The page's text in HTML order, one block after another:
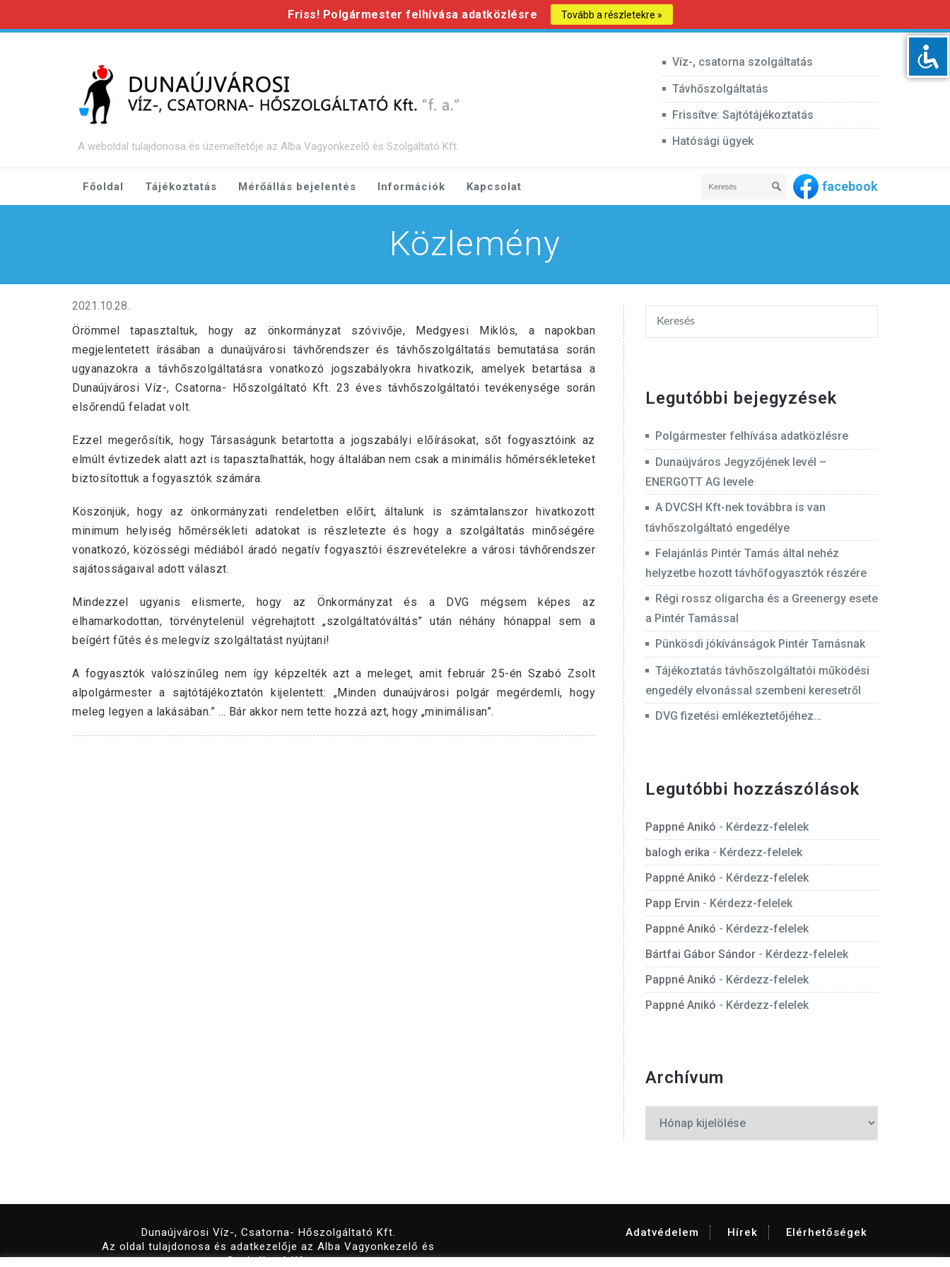
Friss! Polgármester felhívása adatközlésre Tovább a részletekre »
Ugrás a fő tartalomra
Ugrás a láblécre
A weboldal tulajdonosa és üzemeltetője az Alba Vagyonkezelő és Szolgáltató Kft.
Víz-, csatorna szolgáltatás
Távhőszolgáltatás
Frissítve: Sajtótájékoztatás
Hatósági ügyek
Főoldal Tájékoztatás Mérőállás bejelentés Információk Kapcsolat facebook
Közlemény
2021.10.28.
Örömmel tapasztaltuk, hogy az önkormányzat szóvivője, Medgyesi Miklós, a napokban
megjelentetett írásában a dunaújvárosi távhőrendszer és távhőszolgáltatás bemutatása során
ugyanazokra a távhőszolgáltatásra vonatkozó jogszabályokra hivatkozik, amelyek betartása a
Dunaújvárosi Víz-, Csatorna- Hőszolgáltató Kft. 23 éves távhőszolgáltatói tevékenysége során
elsőrendű feladat volt.
Ezzel megerősítik, hogy Társaságunk betartotta a jogszabályi előírásokat, sőt fogyasztóink az
elmúlt évtizedek alatt azt is tapasztalhatták, hogy általában nem csak a minimális hőmérsékleteket
biztosítottuk a fogyasztók számára.
Köszönjük, hogy az önkormányzati rendeletben előírt, általunk is számtalanszor hivatkozott
minimum helyiség hőmérsékleti adatokat is részletezte és hogy a szolgáltatás minőségére
vonatkozó, közösségi médiából áradó negatív fogyasztói észrevételekre a városi távhőrendszer
sajátosságaival adott választ.
Mindezzel ugyanis elismerte, hogy az Önkormányzat és a DVG mégsem képes az
elhamarkodottan, törvénytelenül végrehajtott „szolgáltatóváltás” után néhány hónappal sem a
beígért fűtés és melegvíz szolgáltatást nyújtani!
A fogyasztók valószínűleg nem így képzelték azt a meleget, amit február 25-én Szabó Zsolt
alpolgármester a sajtótájékoztatón kijelentett: „Minden dunaújvárosi polgár megérdemli, hogy
meleg legyen a lakásában.” … Bár akkor nem tette hozzá azt, hogy „minimálisan”.
Legutóbbi bejegyzések
Polgármester felhívása adatközlésre
Dunaújváros Jegyzőjének levél –
ENERGOTT AG levele
A DVCSH Kft-nek továbbra is van
távhőszolgáltató engedélye
Felajánlás Pintér Tamás által nehéz
helyzetbe hozott távhőfogyasztók részére
Régi rossz oligarcha és a Greenergy esete
a Pintér Tamással
Pünkösdi jókívánságok Pintér Tamásnak
Tájékoztatás távhőszolgáltatói működési
engedély elvonással szembeni keresetről
DVG fizetési emlékeztetőjéhez…
Legutóbbi hozzászólások
Pappné Anikó - Kérdezz-felelek
balogh erika - Kérdezz-felelek
Pappné Anikó - Kérdezz-felelek
Papp Ervin - Kérdezz-felelek
Pappné Anikó - Kérdezz-felelek
Bártfai Gábor Sándor - Kérdezz-felelek
Pappné Anikó - Kérdezz-felelek
Pappné Anikó - Kérdezz-felelek
Archívum
Dunaújvárosi Víz-, Csatorna- Hőszolgáltató Kft.
Az oldal tulajdonosa és adatkezelője az Alba Vagyonkezelő és
Szolgáltató Kft.
Adatvédelem Hírek Elérhetőségek